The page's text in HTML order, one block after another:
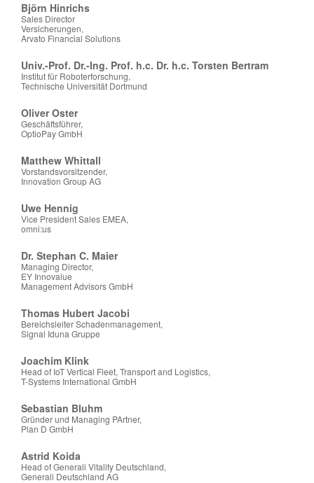
Björn Hinrichs
Sales Director
Versicherungen,
Arvato Financial Solutions
Univ.-Prof. Dr.-Ing. Prof. h.c. Dr. h.c. Torsten Bertram
Institut für Roboterforschung,
Technische Universität Dortmund
Oliver Oster
Geschäftsführer,
OptioPay GmbH
Matthew Whittall
Vorstandsvorsitzender,
Innovation Group AG
Uwe Hennig
Vice President Sales EMEA,
omni:us
Dr. Stephan C. Maier
Managing Director,
EY Innovalue
Management Advisors GmbH
Thomas Hubert Jacobi
Bereichsleiter Schadenmanagement,
Signal Iduna Gruppe
Joachim Klink
Head of IoT Vertical Fleet, Transport and Logistics,
T-Systems International GmbH
Sebastian Bluhm
Gründer und Managing PArtner,
Plan D GmbH
Astrid Koida
Head of Generali Vitality Deutschland,
Generali Deutschland AG